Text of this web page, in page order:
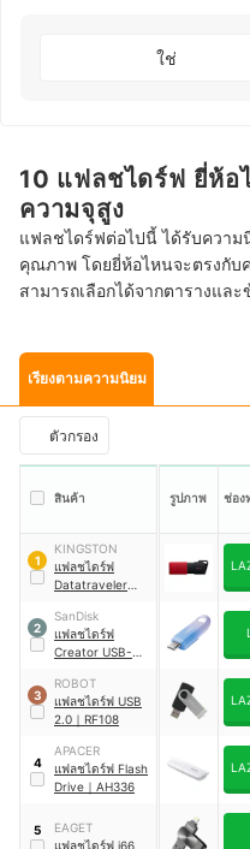
ใช่
10 แฟลชไดร์ฟ ยี่ห้อ
ความจุสูง
แฟลชไดร์ฟต่อไปนี้ ได้รับความ
คุณภาพ โดยยี่ห้อไหนจะตรงกั
สามารถเลือกได้จากตารางแล
เรียงตามความนิยม
ตัวกรอง
สินค้า รูปภาพ ช่อง
1
KINGSTON
แฟลชไดร์ฟ
Datatraveler
2
SanDisk
แฟลชไดร์ฟ
Creator USB-C™
SDCZ75C-xx-
G46
3
ROBOT
แฟลชไดร์ฟ USB
2.0 ｜ RF108
4
APACER
แฟลชไดร์ฟ Flash
Drive ｜ AH336
5
EAGET
แฟลชไดร์ฟ i66